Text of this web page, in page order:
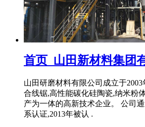
首页_山田新材料集团
山田研磨材料有限公司成立于
合线锯,高性能碳化硅陶瓷,纳米粉
产为一体的高新技术企业。 公司
系认证,2013年被认 .